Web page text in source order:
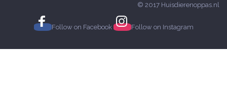
© 2017 Huisdierenoppas.nl
Follow on Facebook Follow on Instagram